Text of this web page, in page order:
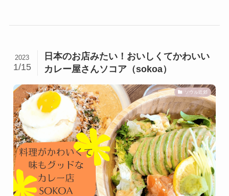
日本のお店みたい！おいしくてかわいい
カレー屋さんソコア（sokoa）
2023
1/15
ソウル近郊